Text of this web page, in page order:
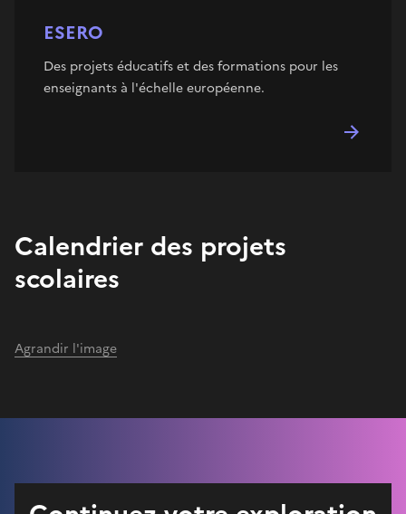
ESERO
Des projets éducatifs et des formations pour les
enseignants à l'échelle européenne.
Calendrier des projets
scolaires
Agrandir l'image